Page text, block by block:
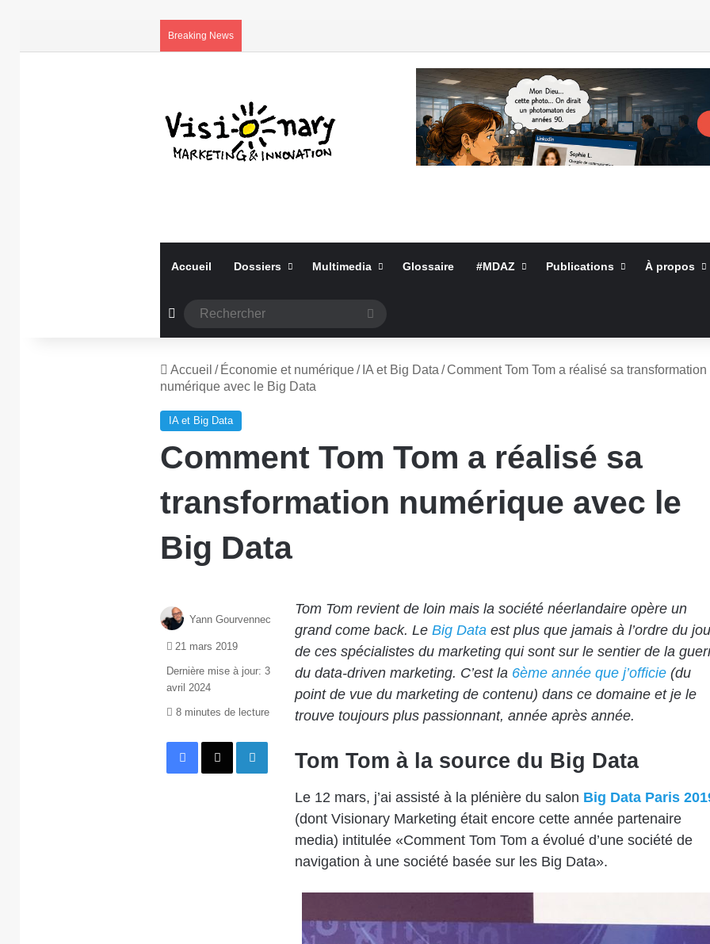
Breaking News
Accueil Dossiers Multimedia Glossaire #MDAZ Publications À propos
Article Aléatoire
Accueil / Économie et numérique/ IA et Big Data /Comment Tom Tom a réalisé sa transformation
numérique avec le Big Data
IA et Big Data
Comment Tom Tom a réalisé sa
transformation numérique avec le
Big Data
Tom Tom revient de loin mais la société néerlandaire opère un
grand come back. Le Big Dataest plus que jamais à l’ordre du
de ces spécialistes du marketing qui sont sur le sentier de la
du data-driven marketing. C’est la 6ème année que j’officie(du
point de vue du marketing de contenu) dans ce domaine et je le
trouve toujours plus passionnant, année après année.
Tom Tom à la source du Big Data
Le 12 mars, j’ai assisté à la plénière du salon Big Data Paris
(dont Visionary Marketing était encore cette année partenaire
media) intitulée «Comment Tom Tom a évolué d’une société de
navigation à une société basée sur les Big Data».
Yann Gourvennec
21 mars 2019
Dernière mise à jour: 3
avril 2024
8 minutes de lecture
Facebook
X Linkedin